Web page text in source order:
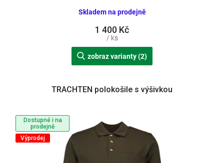
Skladem na prodejně
1 400 Kč
/ ks
zobraz varianty (2)
Dostupné i na
prodejně
Výprodej
TRACHTEN polokošile s výšivkou